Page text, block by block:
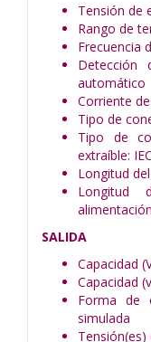
Tensión de
Rango de
Frecuencia
Detección
automático
Corriente
Tipo de
Tipo de
extraíble:
Longitud
Longitud
SALIDA
Capacidad
Capacidad
Forma de
simulada
Tensión(es)